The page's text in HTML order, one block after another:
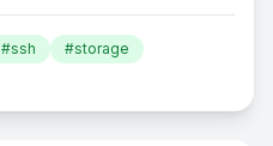
#ssh
#storage